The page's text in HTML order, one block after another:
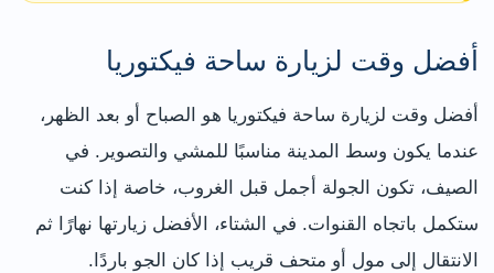
أفضل وقت لزيارة ساحة فيكتوريا
أفضل وقت لزيارة ساحة فيكتوريا هو الصباح أو بعد الظهر،
عندما يكون وسط المدينة مناسبًا للمشي والتصوير. في
الصيف، تكون الجولة أجمل قبل الغروب، خاصة إذا كنت
ستكمل باتجاه القنوات. في الشتاء، الأفضل زيارتها نهارًا ثم
الانتقال إلى مول أو متحف قريب إذا كان الجو باردًا.